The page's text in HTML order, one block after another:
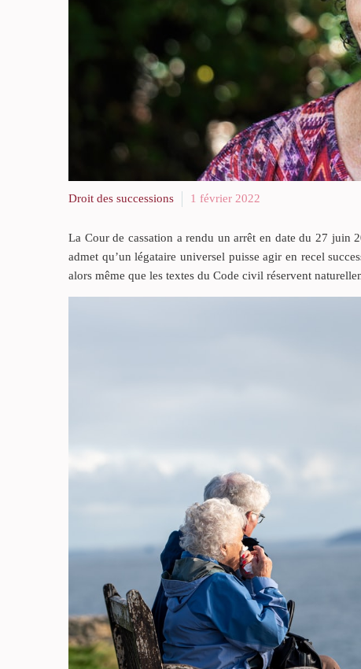
Droit des successions 1 février 2022
La Cour de cassation a rendu un arrêt en date du 27 juin
admet qu’un légataire universel puisse agir en recel
alors même que les textes du Code civil réservent